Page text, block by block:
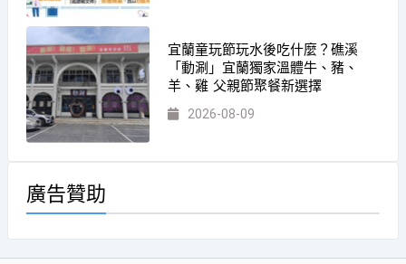
宜蘭童玩節玩水後吃什麼？礁溪
「動涮」宜蘭獨家溫體牛、豬、
羊、雞 父親節聚餐新選擇
2026-08-09
廣告贊助